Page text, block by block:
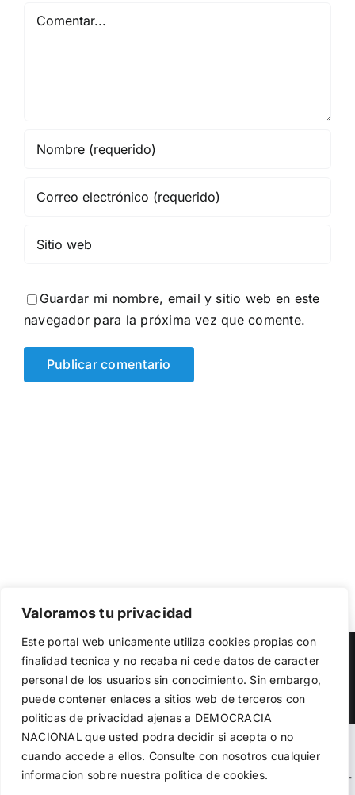
Valoramos tu privacidad
Este portal web unicamente utiliza cookies propias con
finalidad tecnica y no recaba ni cede datos de caracter
personal de los usuarios sin conocimiento. Sin embargo,
puede contener enlaces a sitios web de terceros con
politicas de privacidad ajenas a DEMOCRACIA
NACIONAL que usted podra decidir si acepta o no
cuando accede a ellos. Consulte con nosotros cualquier
informacion sobre nuestra politica de cookies.
Comentar
Guardar mi nombre, email y sitio web en este
navegador para la próxima vez que comente.
Copyright 2023 | Democracia Nacional | All Rights Reserved
Facebook
TwitterInstagram
Warning: Undefined variable $visibility_homepage in
/home/demopwcr/public_html/wp-content/plugins/kn-
el funcionamiento de la web, medir su uso y mejorar
nuestros servicios. Puede aceptar todas las cookies,
rechazar las no necesarias o configurar sus preferencias.
Política de cookies
Aceptar todo
Rechazar